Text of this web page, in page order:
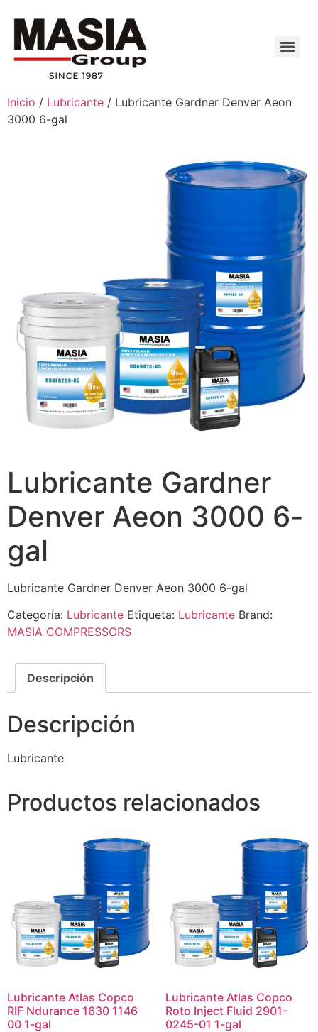
Inicio / Lubricante / Lubricante Gardner Denver Aeon
3000 6-gal
Lubricante Gardner
Denver Aeon 3000 6-
gal
Lubricante Gardner Denver Aeon 3000 6-gal
Categoría: Lubricante Etiqueta: Lubricante Brand:
MASIA COMPRESSORS
Descripción
Descripción
Lubricante
Productos relacionados
Lubricante Atlas Copco
RIF Ndurance 1630 1146
00 1-gal
Lubricante Atlas Copco
Roto Inject Fluid 2901-
0245-01 1-gal